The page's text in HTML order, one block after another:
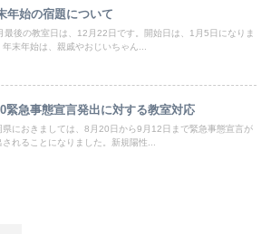
年始の宿題について
最後の教室日は、12月22日です。開始日は、1月5日になりま
年末年始は、親戚やおじいちゃん...
緊急事態宣言発出に対する教室対応
県におきましては、8月20日から9月12日まで緊急事態宣言が
されることになりました。新規陽性...